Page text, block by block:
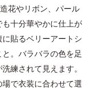
花やリボン、パール
十分華やかに仕上が
貼るベリーアートシ
。バラバラの色を足
練されて見えます。
で衣装に合わせて選